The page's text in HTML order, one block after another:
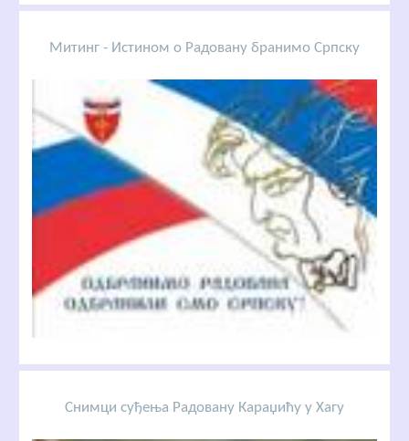
Митинг - Истином о Радовану бранимо Српску
Снимци суђења Радовану Караџићу у Хагу